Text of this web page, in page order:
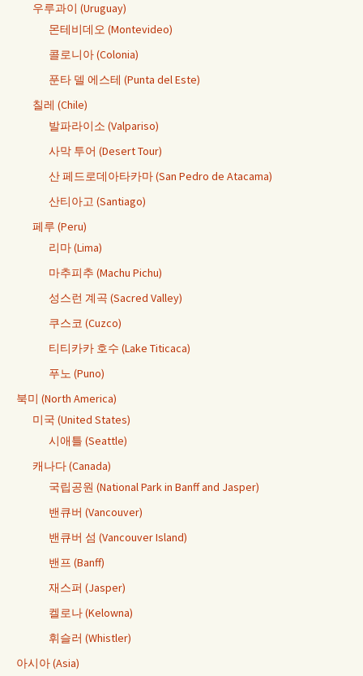
우루과이 (Uruguay)
몬테비데오 (Montevideo)
콜로니아 (Colonia)
푼타 델 에스테 (Punta del Este)
칠레 (Chile)
발파라이소 (Valpariso)
사막 투어 (Desert Tour)
산 페드로데아타카마 (San Pedro de Atacama)
산티아고 (Santiago)
페루 (Peru)
리마 (Lima)
마추피추 (Machu Pichu)
성스런 계곡 (Sacred Valley)
쿠스코 (Cuzco)
티티카카 호수 (Lake Titicaca)
푸노 (Puno)
북미 (North America)
미국 (United States)
시애틀 (Seattle)
캐나다 (Canada)
국립공원 (National Park in Banff and Jasper)
밴큐버 (Vancouver)
밴큐버 섬 (Vancouver Island)
밴프 (Banff)
재스퍼 (Jasper)
켈로나 (Kelowna)
휘슬러 (Whistler)
아시아 (Asia)